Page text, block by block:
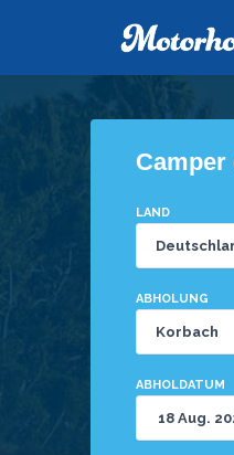
LAND
ABHOLUNG
ABHOLDATUM